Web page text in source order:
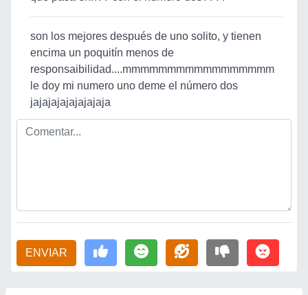
son los mejores después de uno solito, y tienen
encima un poquitín menos de
responsaibilidad....mmmmmmmmmmmmmmmmm
le doy mi numero uno deme el número dos
jajajajajajajajaja
ENVIAR